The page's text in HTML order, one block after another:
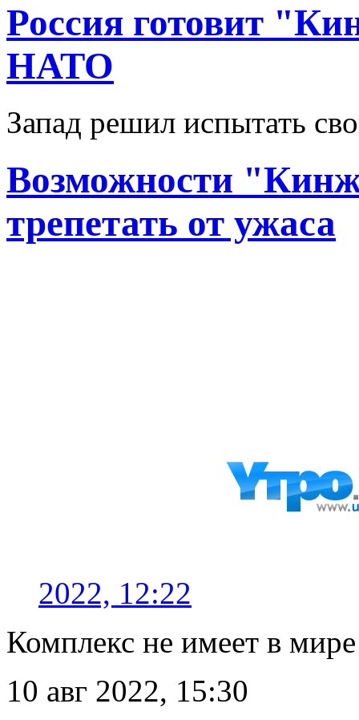
Россия готовит
НАТО
Запад решил испытать
Возможности
трепетать от ужаса
2022, 12:22
Комплекс не имеет в мире
10 авг 2022, 15:30